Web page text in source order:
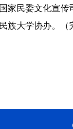
民委文化宣传
族大学协办。（